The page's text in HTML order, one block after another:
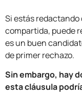
Si estás
compartida, puede
es un buen
de primer rechazo.
Sin embargo, hay
esta cláusula